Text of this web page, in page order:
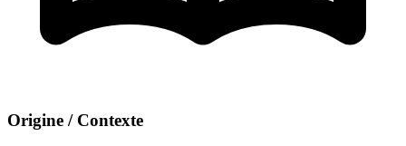
Origine / Contexte